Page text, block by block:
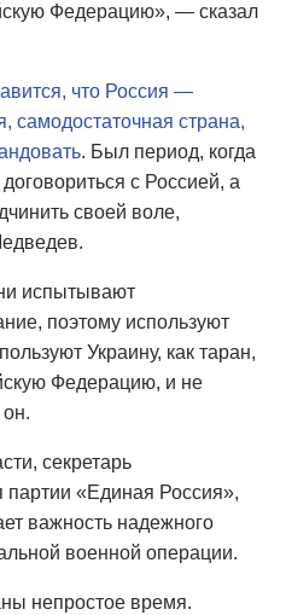
Федерацию», — сказал
что Россия —
самодостаточная страна,
. Был период, когда
с Россией, а
своей воле,
испытывают
поэтому используют
Украину, как таран,
Федерацию, и не
секретарь
партии «Единая Россия»,
важность надежного
военной операции.
непростое время.